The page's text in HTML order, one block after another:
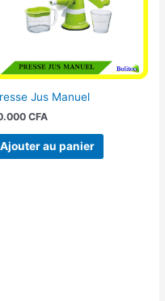
Jus Manuel
CFA
Ajouter au panier